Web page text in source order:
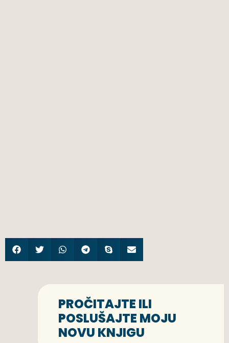
PROČITAJTE ILI
POSLUŠAJTE MOJU
NOVU KNJIGU